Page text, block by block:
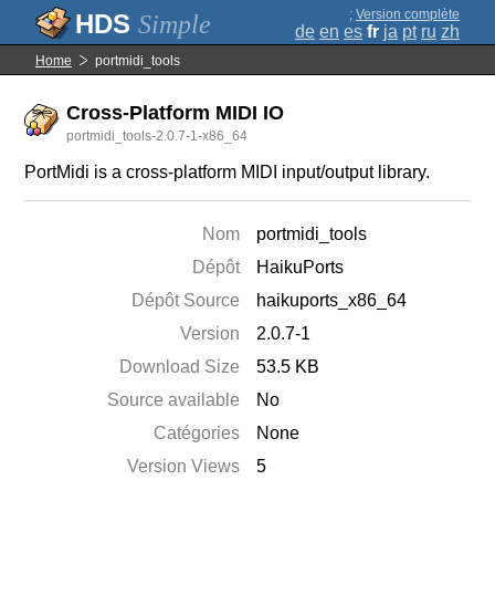
Simple ; Version complète
de en es fr ja pt ru zh
Home portmidi_tools
Cross-Platform MIDI IO
portmidi_tools-2.0.7-1-x86_64
PortMidi is a cross-platform MIDI input/output library.
Nom
portmidi_tools
Dépôt
HaikuPorts
Dépôt Source
haikuports_x86_64
Version
2.0.7-1
Download Size
53.5 KB
Source available
No
Catégories
None
Version Views
5